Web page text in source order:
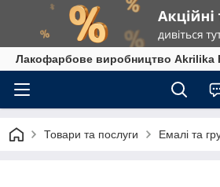
Лакофарбове виробництво Akrilika
Товари та послуги Емалі та